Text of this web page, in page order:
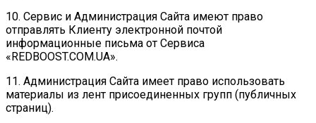
10. Сервис и Администрация Сайта имеют право
отправлять Клиенту электронной почтой
информационные письма от Сервиса
«REDBOOST.COM.UA».
11. Администрация Сайта имеет право использовать
материалы из лент присоединенных групп (публичных
страниц).